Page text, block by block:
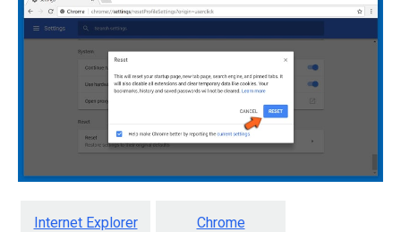
Internet Explorer Chrome